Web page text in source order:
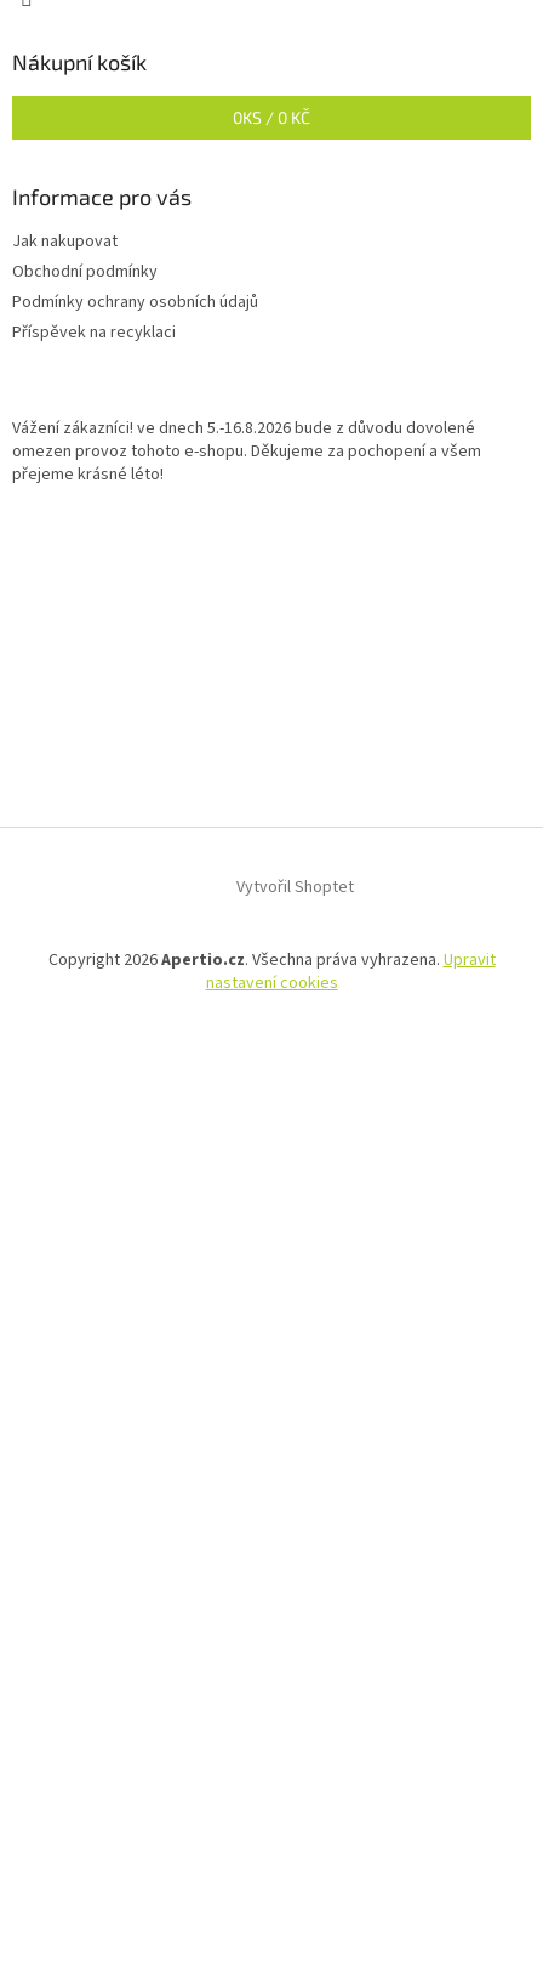
Nákupní košík
0KS / 0 KČ
Informace pro vás
Jak nakupovat
Obchodní podmínky
Podmínky ochrany osobních údajů
Příspěvek na recyklaci
Vážení zákazníci! ve dnech 5.-16.8.2026 bude z důvodu dovolené
omezen provoz tohoto e-shopu. Děkujeme za pochopení a všem
přejeme krásné léto!
Vytvořil Shoptet
Copyright 2026Apertio.cz. Všechna práva vyhrazena.Upravit
nastavení cookies